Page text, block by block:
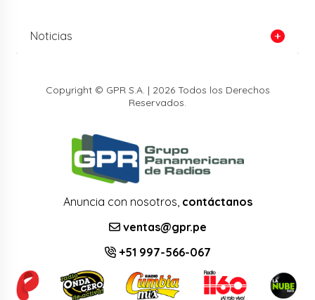
Noticias
Copyright © GPR S.A. | 2026 Todos los Derechos
Reservados.
Anuncia con nosotros, contáctanos
ventas@gpr.pe
+51 997-566-067